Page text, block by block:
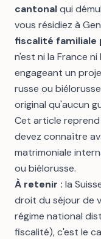
cantonalqui
vous résidiez à
fiscalité familiale
n'est ni la France ni
engageant un
russe ou
original qu'aucun
Cet article reprend
devez connaître
matrimoniale
ou biélorusse.
À retenir : la
droit du séjour de
régime national
fiscalité), c'est le